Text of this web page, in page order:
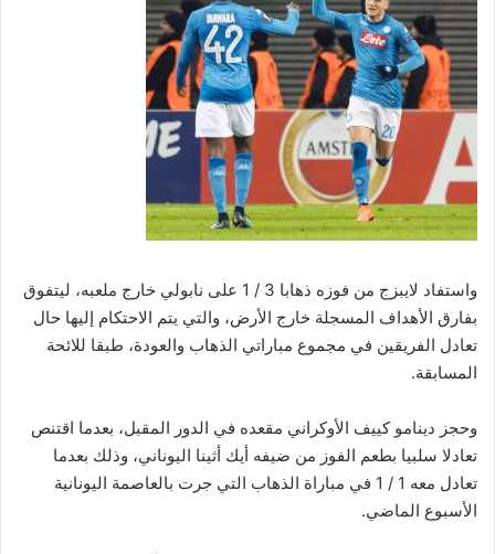
واستفاد لايبزج من فوزه ذهابا 3 / 1 على نابولي خارج ملعبه، ليتفوق
بفارق الأهداف المسجلة خارج الأرض، والتي يتم الاحتكام إليها حال
تعادل الفريقين في مجموع مباراتي الذهاب والعودة، طبقا للائحة
المسابقة.
وحجز دينامو كييف الأوكراني مقعده في الدور المقبل، بعدما اقتنص
تعادلا سلبيا بطعم الفوز من ضيفه أيك أثينا اليوناني، وذلك بعدما
تعادل معه 1 / 1 في مباراة الذهاب التي جرت بالعاصمة اليونانية
الأسبوع الماضي.